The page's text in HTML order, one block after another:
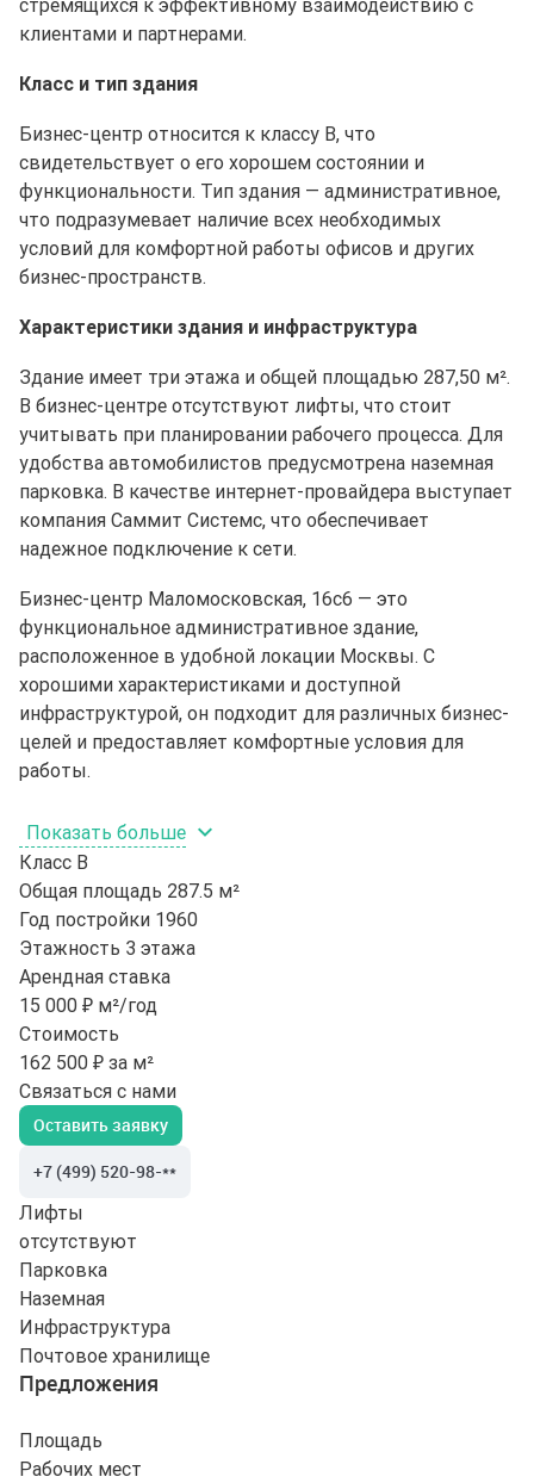
стремящихся к эффективному взаимодействию с
клиентами и партнерами.
Класс и тип здания
Бизнес-центр относится к классу B, что
свидетельствует о его хорошем состоянии и
функциональности. Тип здания — административное,
что подразумевает наличие всех необходимых
условий для комфортной работы офисов и других
бизнес-пространств.
Характеристики здания и инфраструктура
Здание имеет три этажа и общей площадью 287,50 м².
В бизнес-центре отсутствуют лифты, что стоит
учитывать при планировании рабочего процесса. Для
удобства автомобилистов предусмотрена наземная
парковка. В качестве интернет-провайдера выступает
компания Саммит Системс, что обеспечивает
надежное подключение к сети.
Бизнес-центр Маломосковская, 16с6 — это
функциональное административное здание,
расположенное в удобной локации Москвы. С
хорошими характеристиками и доступной
инфраструктурой, он подходит для различных бизнес-
целей и предоставляет комфортные условия для
работы.
Показать больше
Класс B
Общая площадь 287.5 м²
Год постройки 1960
Этажность 3 этажа
Арендная ставка
15 000 ₽ м²/год
Стоимость
162 500 ₽ за м²
Связаться с нами
Оставить заявку
+7 (499) 520-98-**
Лифты
отсутствуют
Парковка
Наземная
Инфраструктура
Почтовое хранилище
Предложения
Площадь
Рабочих мест